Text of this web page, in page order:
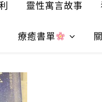
靈性寓言故事
療癒書單